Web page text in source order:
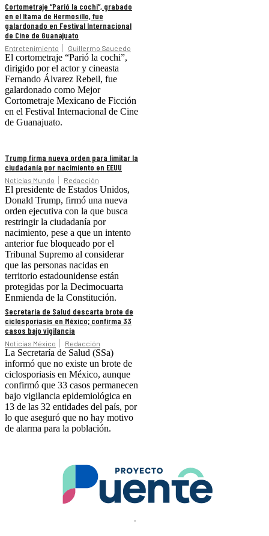
Cortometraje “Parió la cochi”, grabado
en el Itama de Hermosillo, fue
galardonado en Festival Internacional
de Cine de Guanajuato
Entretenimiento Guillermo Saucedo
El cortometraje “Parió la cochi”,
dirigido por el actor y cineasta
Fernando Álvarez Rebeil, fue
galardonado como Mejor
Cortometraje Mexicano de Ficción
en el Festival Internacional de Cine
de Guanajuato.
Trump firma nueva orden para limitar la
ciudadanía por nacimiento en EEUU
Noticias Mundo Redacción
El presidente de Estados Unidos,
Donald Trump, firmó una nueva
orden ejecutiva con la que busca
restringir la ciudadanía por
nacimiento, pese a que un intento
anterior fue bloqueado por el
Tribunal Supremo al considerar
que las personas nacidas en
territorio estadounidense están
protegidas por la Decimocuarta
Enmienda de la Constitución.
Secretaría de Salud descarta brote de
ciclosporiasis en México; confirma 33
casos bajo vigilancia
Noticias México Redacción
La Secretaría de Salud (SSa)
informó que no existe un brote de
ciclosporiasis en México, aunque
confirmó que 33 casos permanecen
bajo vigilancia epidemiológica en
13 de las 32 entidades del país, por
lo que aseguró que no hay motivo
de alarma para la población.
.